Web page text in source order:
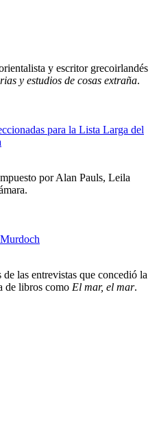
y escritor grecoirlandés
y estudios de cosas extraña.
para la Lista Larga del
por Alan Pauls, Leila
las entrevistas que concedió la
de libros como El mar, el mar.